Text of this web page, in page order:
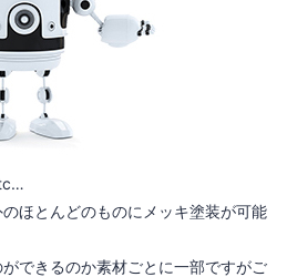
ほとんどのものにメッキ塗装が可能
できるのか素材ごとに一部ですがご